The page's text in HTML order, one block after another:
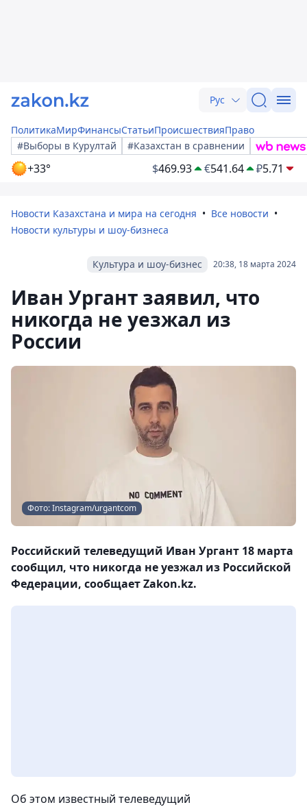
Рус
ПолитикаМирФинансыСтатьиПроисшествияПраво
#Выборы в Курултай
#Казахстан в сравнении
+33° $469.93 €541.64 ₽5.71
Новости Казахстана и мира на сегодня
Все новости
Новости культуры и шоу-бизнеса
20:38, 18 марта 2024
Культура и шоу-бизнес
Иван Ургант заявил, что
никогда не уезжал из
России
Фото: Instagram/urgantcom
Российский телеведущий Иван Ургант 18 марта
сообщил, что никогда не уезжал из Российской
Федерации, сообщает Zakon.kz.
Об этом известный телеведущий